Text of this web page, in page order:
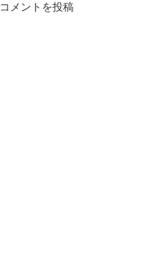
コメントを投稿